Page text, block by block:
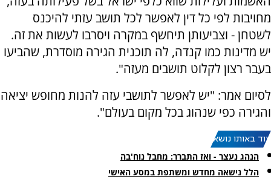
מחויבות לפי כל דין לאפשר לכל תושב עזתי להיכנס
לשטחן - וצביעותן תיחשף במקרה ויסרבו לעשות את זה.
יש מדינות כמו קנדה, לה תוכנית הגירה מוסדרת, שהביעו
בעבר רצון לקלוט תושבים מעזה".
לסיום אמר: "יש לאפשר לתושבי עזה להנות מחופש יציאה
והגירה כפי שנהוג בכל מקום בעולם".
עוד באותו נושא:
הנהג נעצר - ואז התברר: מחבל נוח'בה
הלל נישאה מחדש ומשתפת במסע האישי